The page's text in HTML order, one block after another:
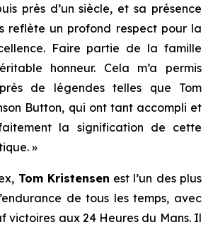
près d’un siècle, et sa présence
reflète un profond respect pour la
Faire partie de la famille
honneur. Cela m’a permis
de légendes telles que Tom
Button, qui ont tant accompli et
la signification de cette
»
Tom Kristensen est l’un des plus
de tous les temps, avec
victoires aux 24 Heures du Mans. Il